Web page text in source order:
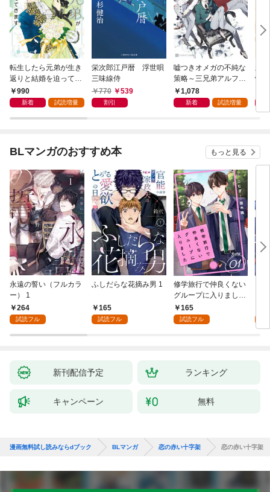
転生したら元弟が生き
返りと結婚を迫ってき
ます【電子書籍限定
版】
990
新着 試読増量
栄次郎江戸暦 浮世唄
三味線侍
770
539
割引
嘘つきオメガの不純な
策略～三兄弟アルファ
と箱庭の恋～【電子書
籍限定版】
1,078
新着 試読増量
新
情
BLマンガのおすすめ本 もっと見る
永遠の誓い（フルカラ
ー） 1
264
試読フル
ふしだらな花摘み男 1
165
試読フル
修学旅行で仲良くない
グループに入りました
【単話版】1巻
165
試読フル
が
ら
新刊配信予定 ランキング
キャンペーン 無料
漫画無料試し読みならdブック BLマンガ 恋の赤い十字架 恋の赤い十字架